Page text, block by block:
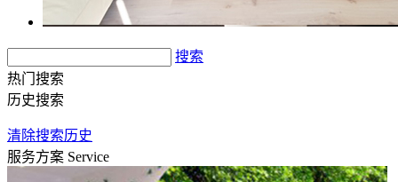
搜索
热门搜索
历史搜索
清除搜索历史
服务方案 Service